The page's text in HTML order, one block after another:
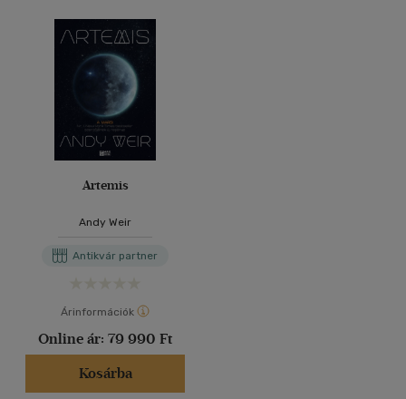
Artemis
Andy Weir
Antikvár partner
Árinformációk
Online ár: 79 990 Ft
Kosárba